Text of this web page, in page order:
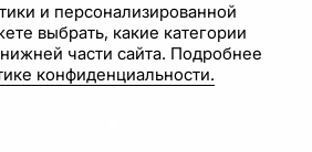
и персонализированной
выбрать, какие категории
части сайта. Подробнее
конфиденциальности.